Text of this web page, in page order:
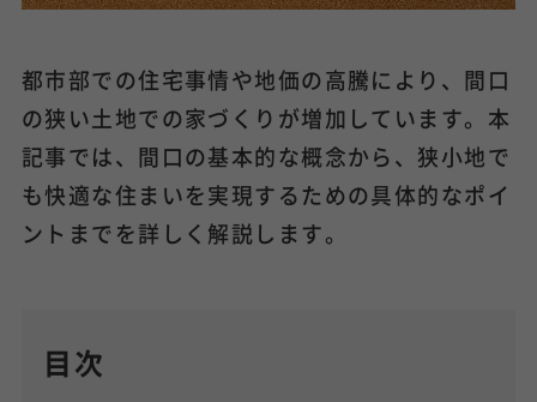
都市部での住宅事情や地価の高騰により、間口
の狭い土地での家づくりが増加しています。本
記事では、間口の基本的な概念から、狭小地で
も快適な住まいを実現するための具体的なポイ
ントまでを詳しく解説します。
目次